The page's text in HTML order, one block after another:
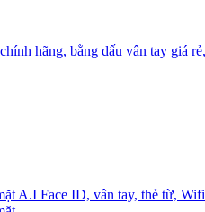
A.I Face ID, vân tay, thẻ từ, Wifi